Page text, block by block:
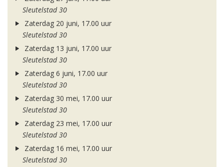
Sleutelstad 30
Zaterdag 20 juni, 17.00 uur
Sleutelstad 30
Zaterdag 13 juni, 17.00 uur
Sleutelstad 30
Zaterdag 6 juni, 17.00 uur
Sleutelstad 30
Zaterdag 30 mei, 17.00 uur
Sleutelstad 30
Zaterdag 23 mei, 17.00 uur
Sleutelstad 30
Zaterdag 16 mei, 17.00 uur
Sleutelstad 30